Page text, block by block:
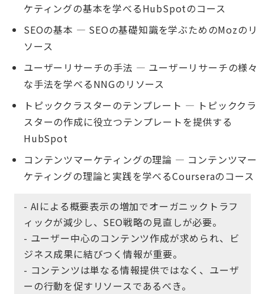
ケティングの基本を学べるHubSpotのコース
SEOの基本 — SEOの基礎知識を学ぶためのMozのリ
ソース
ユーザーリサーチの手法 — ユーザーリサーチの様々
な手法を学べるNNGのリソース
トピッククラスターのテンプレート — トピッククラ
スターの作成に役立つテンプレートを提供する
HubSpot
コンテンツマーケティングの理論 — コンテンツマー
ケティングの理論と実践を学べるCourseraのコース
- AIによる概要表示の増加でオーガニックトラフ
ィックが減少し、SEO戦略の見直しが必要。
- ユーザー中心のコンテンツ作成が求められ、ビ
ジネス成果に結びつく情報が重要。
- コンテンツは単なる情報提供ではなく、ユーザ
ーの行動を促すリソースであるべき。